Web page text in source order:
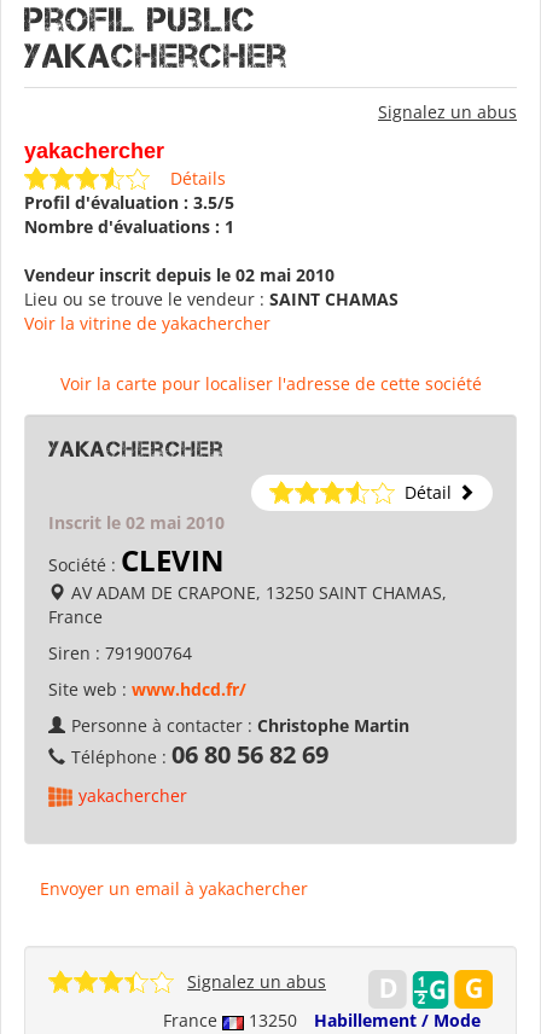
Profil public
yakachercher
Signalez un abus
yakachercher
Détails
Profil d'évaluation : 3.5/5
Nombre d'évaluations : 1
Vendeur inscrit depuis le 02 mai 2010
Lieu ou se trouve le vendeur : SAINT CHAMAS
Voir la vitrine de yakachercher
Voir la carte pour localiser l'adresse de cette société
yakachercher
Détail
Inscrit le 02 mai 2010
Société : CLEVIN
AV ADAM DE CRAPONE, 13250 SAINT CHAMAS,
France
Siren : 791900764
Site web : www.hdcd.fr/
Personne à contacter : Christophe Martin
Téléphone : 06 80 56 82 69
yakachercher
Envoyer un email à yakachercher
France 13250 Habillement / Mode
Signalez un abus